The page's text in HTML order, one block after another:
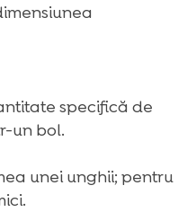
specifică de
un bol.
unei unghii; pentru